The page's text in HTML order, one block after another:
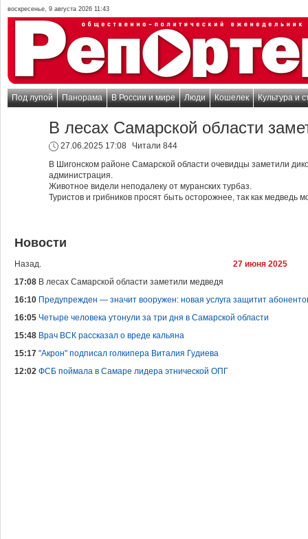
воскресенье, 9 августа 2026 11:43
Под лупой Панорама В России и мире Люди Кошелек Культура и
В лесах Самарской области
27.06.2025 17:08
Читали 844
В Шигонском районе Самарской области очевидцы заметили
администрация.
Животное видели неподалеку от муранских турбаз.
Туристов и грибников просят быть осторожнее, так как медведь
Новости
Назад.
27 июня 2025
17:08 В лесах Самарской области заметили медведя
16:10 Предупрежден — значит вооружен: новая услуга защитит
16:05 Четыре человека утонули за три дня в Самарской области
15:48 Врач ВСК рассказал о вреде кальяна
15:17 "Акрон" подписал голкипера Виталия Гудиева
12:02 ФСБ поймала в Самаре лидера этнической ОПГ